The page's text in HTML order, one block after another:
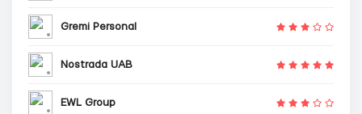
Gremi Personal
Nostrada UAB
EWL Group